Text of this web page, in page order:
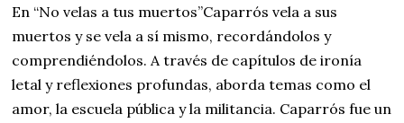
En “No velas a tus muertos”Caparrós vela a sus
muertos y se vela a sí mismo, recordándolos y
comprendiéndolos. A través de capítulos de ironía
letal y reflexiones profundas, aborda temas como el
amor, la escuela pública y la militancia. Caparrós fue un